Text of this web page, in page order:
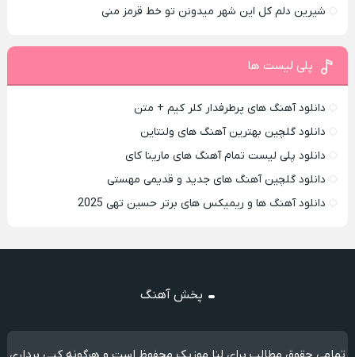
شیرین دلم کل این شهر میدونن تو خط قرمز منی
پلی لیست ها
دانلود آهنگ های پرطرفدار کلر کیم + متن
دانلود گلچین بهترین آهنگ های ولنتاین
دانلود پلی لیست تمام آهنگ های مارینا کای
دانلود گلچین آهنگ های جدید و قدیمی مهستی
دانلود آهنگ ها و ریمیکس های برتر حسین تهی 2025
پخش آهنگ